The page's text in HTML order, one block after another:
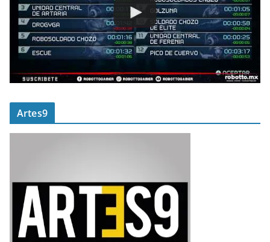
Artes9